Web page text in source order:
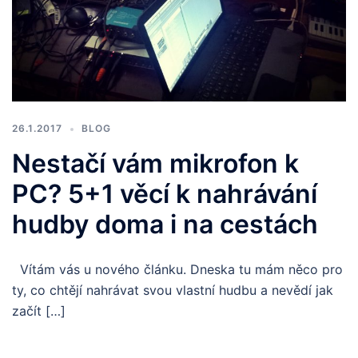
26.1.2017 BLOG
Nestačí vám mikrofon k
PC? 5+1 věcí k nahrávání
hudby doma i na cestách
Vítám vás u nového článku. Dneska tu mám něco pro
ty, co chtějí nahrávat svou vlastní hudbu a nevědí jak
začít […]